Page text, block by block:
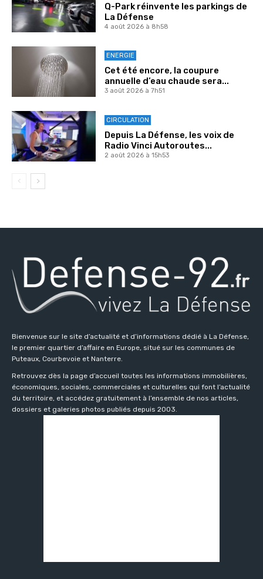
Q-Park réinvente les parkings de
La Défense
4 août 2026 à 8h58
ENERGIE
Cet été encore, la coupure
annuelle d’eau chaude sera...
3 août 2026 à 7h51
CIRCULATION
Depuis La Défense, les voix de
Radio Vinci Autoroutes...
2 août 2026 à 15h53
Bienvenue sur le site d’actualité et d’informations dédié à La Défense,
le premier quartier d’affaire en Europe, situé sur les communes de
Puteaux, Courbevoie et Nanterre.
Retrouvez dès la page d’accueil toutes les informations immobilières,
économiques, sociales, commerciales et culturelles qui font l’actualité
du territoire, et accédez gratuitement à l’ensemble de nos articles,
dossiers et galeries photos publiés depuis 2003.